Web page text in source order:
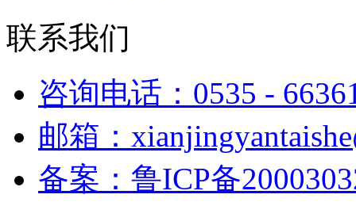
联系我们
咨询电话：0535 -
邮箱：
备案：鲁ICP备